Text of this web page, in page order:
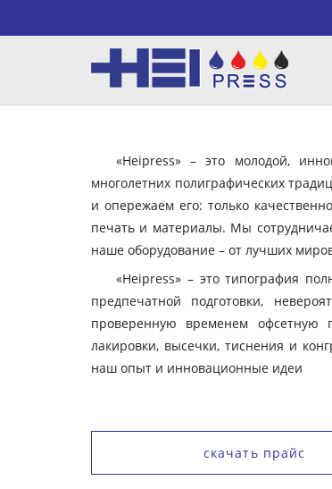
«Heipress» – это молодой,
многолетних полиграфических
и опережаем его: только
печать и материалы. Мы
наше оборудование – от лучших
«Heipress» – это типография
предпечатной подготовки,
проверенную временем офсетную
лакировки, высечки, тиснения и
наш опыт и инновационные идеи
скачать прайс